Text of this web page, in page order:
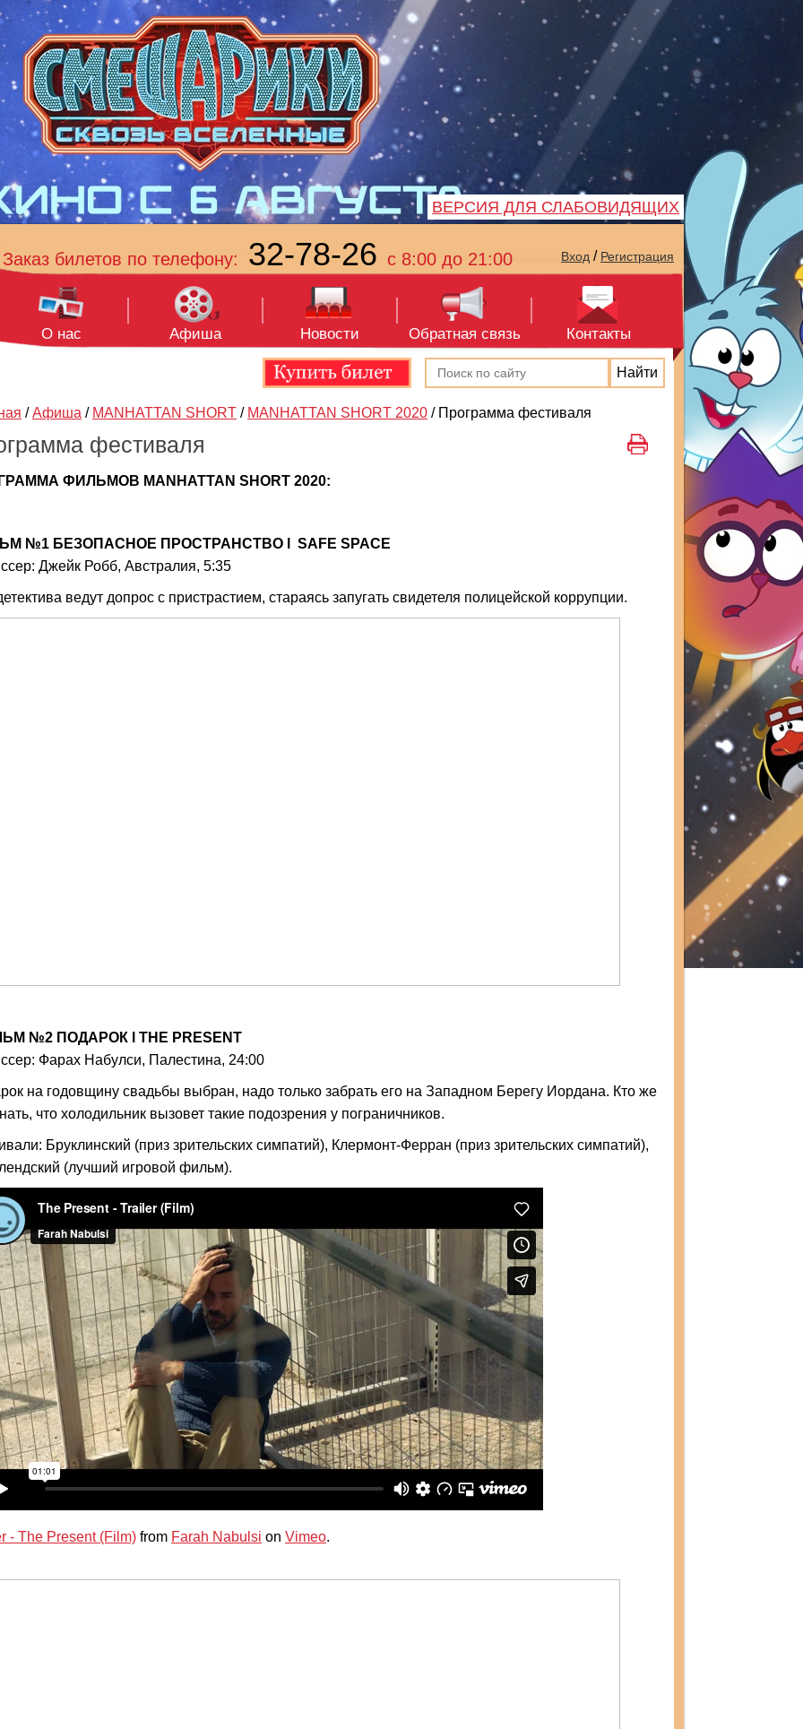
ВЕРСИЯ ДЛЯ СЛАБОВИДЯЩИХ
Заказ билетов по телефону: 32-78-26 с 8:00 до 21:00 Вход / Регистрация
О нас Афиша Новости Обратная связь Контакты
/ Афиша / MANHATTAN SHORT / MANHATTAN SHORT 2020 / Программа фестиваля
фестиваля
ФИЛЬМОВ MANHATTAN SHORT 2020:
№1 БЕЗОПАСНОЕ ПРОСТРАНСТВО SAFE SPACE
Джейк Робб, Австралия, 5:35
ведут допрос с пристрастием, стараясь запугать свидетеля полицейской коррупции.
№2 ПОДАРОК THE PRESENT
Фарах Набулси, Палестина, 24:00
на годовщину свадьбы выбран, надо только забрать его на Западном Берегу Иордана. Кто же
что холодильник вызовет такие подозрения у пограничников.
Бруклинский (приз зрительских симпатий), Клермонт-Ферран (приз зрительских симпатий),
(лучший игровой фильм).
- The Present (Film) from Farah Nabulsi on Vimeo.